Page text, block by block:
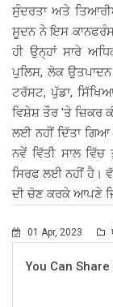
ਸੁੰਦਰਤਾ ਅਤੇ
ਸੂਦਨ ਨੇ ਇਸ
ਹੀ ਉਨ੍ਹਾਂ ਸਾਰੇ
ਪੁਲਿਸ, ਲੋਕ
ਟਰੱਸਟ, ਪੁੱਡਾ,
ਵਿਸ਼ੇਸ਼ ਤੌਰ 'ਤੇ ਜ਼ਿਕਰ
ਲਈ ਨਹੀਂ ਦਿੱਤਾ
ਨਵੇਂ ਵਿੱਤੀ ਸਾਲ
ਸਿਰਫ ਲਈ ਨਹੀਂ ਹੈ।
ਦੀ ਚੋਣ ਕਰਕੇ ਆਪਣੇ
01 Apr, 2023
You Can Share